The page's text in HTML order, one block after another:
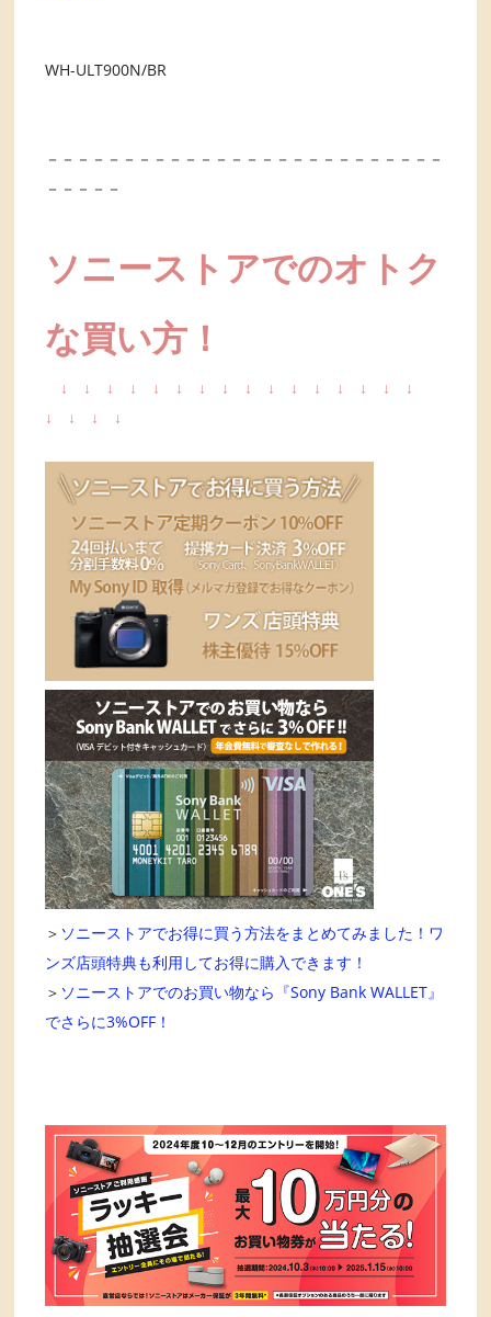
WH-ULT900N/BR
－－－－－－－－－－－－－－－－－－－－－－－－－－
－－－－－
ソニーストアでのオトク
な買い方！
↓ ↓ ↓ ↓ ↓ ↓ ↓ ↓ ↓ ↓ ↓ ↓ ↓ ↓ ↓
↓
↓
↓ ↓ ↓
＞ ソニーストアでお得に買う方法をまとめてみました！ワ
ンズ店頭特典も利用してお得に購入できます！
＞ ソニーストアでのお買い物なら『Sony Bank WALLET』
でさらに3%OFF！